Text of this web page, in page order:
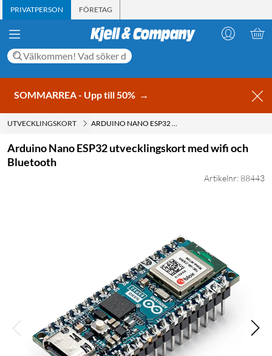
PRIVATPERSON FÖRETAG
SOMMARREA - Upp till 50% →
UTVECKLINGSKORT ARDUINO NANO ESP32 UTVECKLINGSKORT MED WIFI OCH BLUETOOTH
Arduino Nano ESP32 utvecklingskort med wifi och
Bluetooth
Artikelnr: 88443